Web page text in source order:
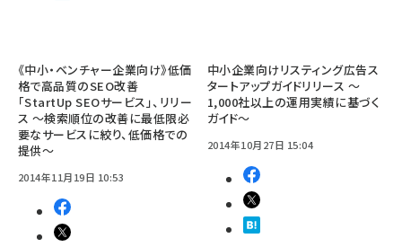
《中小・ベンチャー企業向け》低価
格で高品質のSEO改善
「StartUp SEOサービス」、リリー
ス ～検索順位の改善に最低限必
要なサービスに絞り、低価格での
提供～
2014年11月19日 10:53
中小企業向けリスティング広告ス
タートアップガイドリリース ～
1,000社以上の運用実績に基づく
ガイド～
2014年10月27日 15:04